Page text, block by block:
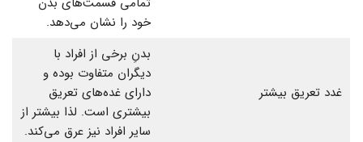
خود را نشان می‌دهد.
غدد تعریق بیشتر
بدنِ برخی از افراد با
دیگران متفاوت بوده و
دارای غده‌های تعریق
بیشتری است. لذا بیشتر از
سایر افراد نیز عرق می‌کند.